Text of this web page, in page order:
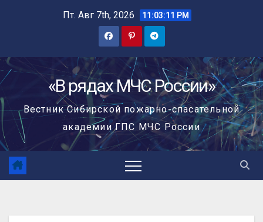
Пт. Авг 7th, 2026 11:03:12 PM
«В рядах МЧС России»
Вестник Сибирской пожарно-спасательной
академии ГПС МЧС России